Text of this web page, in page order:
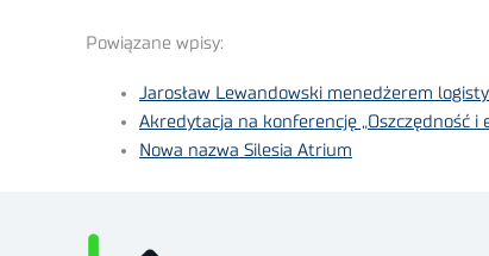
Powiązane wpisy:
Jarosław Lewandowski menedżerem
Akredytacja na konferencję „Oszczędność
Nowa nazwa Silesia Atrium